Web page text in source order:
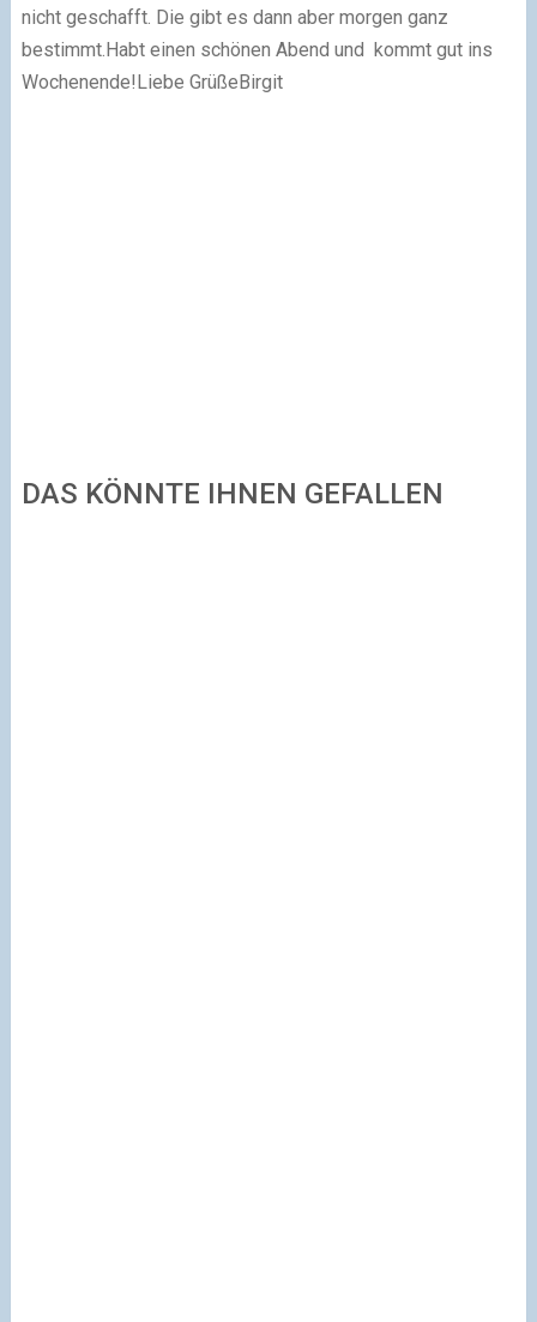
nicht geschafft. Die gibt es dann aber morgen ganz
bestimmt. Habt einen schönen Abend und kommt gut ins
Wochenende! Liebe Grüße Birgit
DAS KÖNNTE IHNEN GEFALLEN